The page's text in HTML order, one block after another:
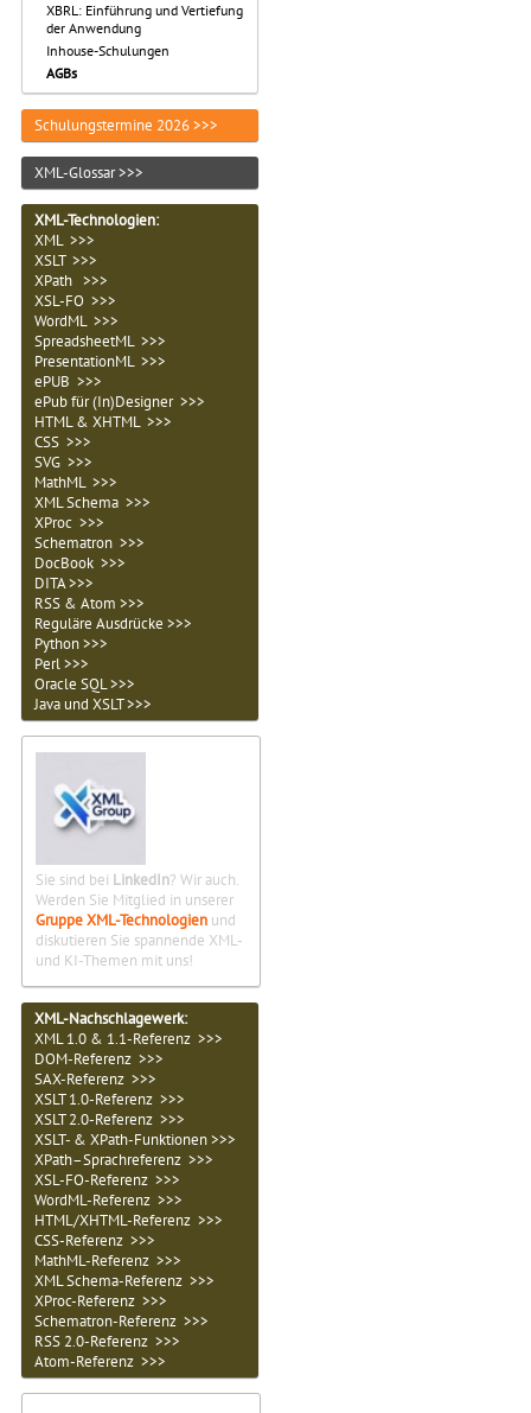
XBRL: Einführung und Vertiefung
der Anwendung
Inhouse-Schulungen
AGBs
Schulungstermine 2026 >>>
XML-Glossar >>>
XML-Technologien:
XML >>>
XSLT >>>
XPath >>>
XSL-FO >>>
WordML >>>
SpreadsheetML >>>
PresentationML >>>
ePUB >>>
ePub für (In)Designer >>>
HTML & XHTML >>>
CSS >>>
SVG >>>
MathML >>>
XML Schema >>>
XProc >>>
Schematron >>>
DocBook >>>
DITA >>>
RSS & Atom >>>
Reguläre Ausdrücke >>>
Python >>>
Perl >>>
Oracle SQL >>>
Java und XSLT >>>
Sie sind bei LinkedIn? Wir auch.
Werden Sie Mitglied in unserer
Gruppe XML-Technologien und
diskutieren Sie spannende XML-
und KI-Themen mit uns!
XML-Nachschlagewerk:
XML 1.0 & 1.1-Referenz >>>
DOM-Referenz >>>
SAX-Referenz >>>
XSLT 1.0-Referenz >>>
XSLT 2.0-Referenz >>>
XSLT- & XPath-Funktionen >>>
XPath–Sprachreferenz >>>
XSL-FO-Referenz >>>
WordML-Referenz >>>
HTML/XHTML-Referenz >>>
CSS-Referenz >>>
MathML-Referenz >>>
XML Schema-Referenz >>>
XProc-Referenz >>>
Schematron-Referenz >>>
RSS 2.0-Referenz >>>
Atom-Referenz >>>